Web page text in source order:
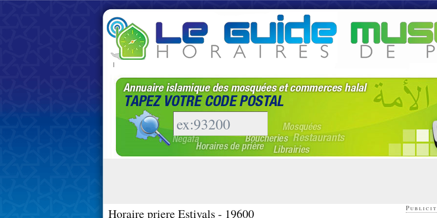
|
Horaire priere Estivals - 19600